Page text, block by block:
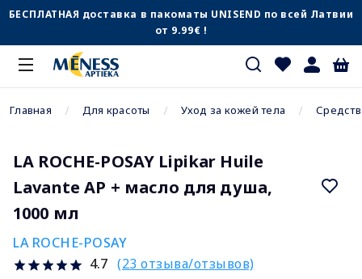
БЕСПЛАТНАЯ доставка в пакоматы UNISEND по всей Латвии
от 9.99€ !
Главная Для красоты Уход за кожей тела
LA ROCHE-POSAY Lipikar Huile
Lavante AP + масло для душа,
1000 мл
LA ROCHE-POSAY
4.7 (23 отзыва/отзывов)